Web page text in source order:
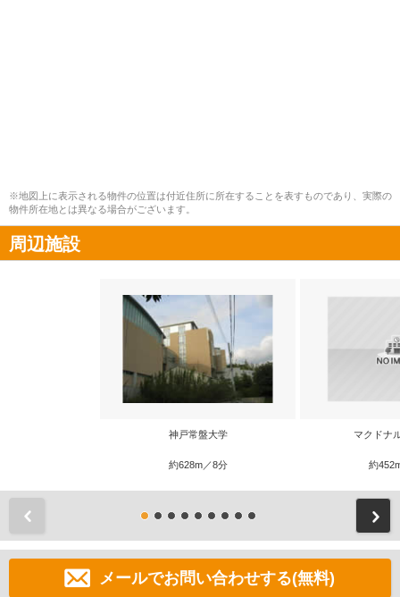
※地図上に表示される物件の位置は付近住所に所在することを表すものであり、実際の
物件所在地とは異なる場合がございます。
周辺施設
神戸常盤大学
約628m／8分
マクドナ
約
メールでお問い合わせする(無料)